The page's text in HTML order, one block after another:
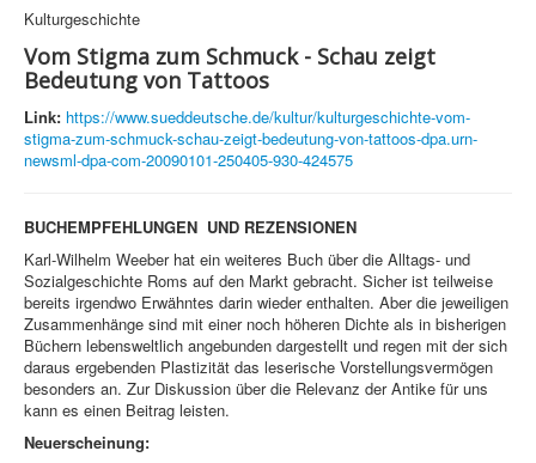
Kulturgeschichte
Vom Stigma zum Schmuck - Schau zeigt
Bedeutung von Tattoos
Link: https://www.sueddeutsche.de/kultur/kulturgeschichte-vom-
stigma-zum-schmuck-schau-zeigt-bedeutung-von-tattoos-dpa.urn-
newsml-dpa-com-20090101-250405-930-424575
BUCHEMPFEHLUNGEN UND REZENSIONEN
Karl-Wilhelm Weeber hat ein weiteres Buch über die Alltags- und
Sozialgeschichte Roms auf den Markt gebracht. Sicher ist teilweise
bereits irgendwo Erwähntes darin wieder enthalten. Aber die jeweiligen
Zusammenhänge sind mit einer noch höheren Dichte als in bisherigen
Büchern lebensweltlich angebunden dargestellt und regen mit der sich
daraus ergebenden Plastizität das leserische Vorstellungsvermögen
besonders an. Zur Diskussion über die Relevanz der Antike für uns
kann es einen Beitrag leisten.
Neuerscheinung: